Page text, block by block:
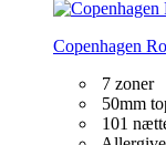
Copenhagen
7 zoner
50mm
101